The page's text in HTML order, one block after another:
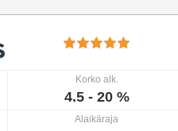
Korko alk.
4.5 - 20 %
Alaikäraja